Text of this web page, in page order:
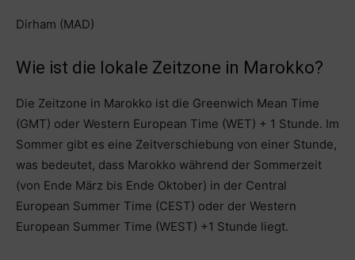
Dirham (MAD)
Wie ist die lokale Zeitzone in Marokko?
Die Zeitzone in Marokko ist die Greenwich Mean Time
(GMT) oder Western European Time (WET) + 1 Stunde. Im
Sommer gibt es eine Zeitverschiebung von einer Stunde,
was bedeutet, dass Marokko während der Sommerzeit
(von Ende März bis Ende Oktober) in der Central
European Summer Time (CEST) oder der Western
European Summer Time (WEST) +1 Stunde liegt.